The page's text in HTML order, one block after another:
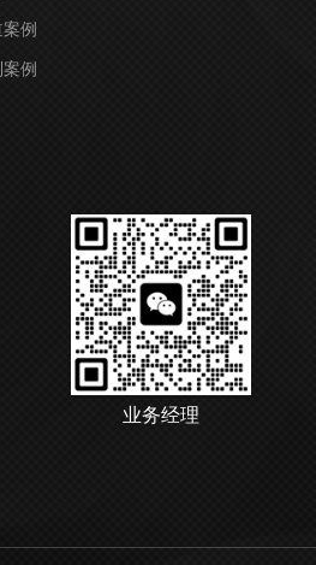
例
例
业务经理